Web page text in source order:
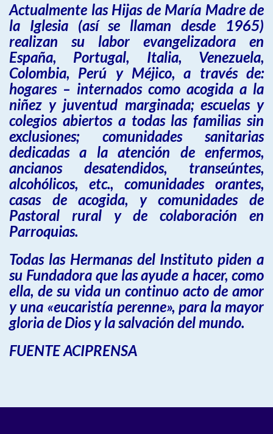
Actualmente las Hijas de María Madre de
la Iglesia (así se llaman desde 1965)
realizan su labor evangelizadora en
España, Portugal, Italia, Venezuela,
Colombia, Perú y Méjico, a través de:
hogares – internados como acogida a la
niñez y juventud marginada; escuelas y
colegios abiertos a todas las familias sin
exclusiones; comunidades sanitarias
dedicadas a la atención de enfermos,
ancianos desatendidos, transeúntes,
alcohólicos, etc., comunidades orantes,
casas de acogida, y comunidades de
Pastoral rural y de colaboración en
Parroquias.
Todas las Hermanas del Instituto piden a
su Fundadora que las ayude a hacer, como
ella, de su vida un continuo acto de amor
y una «eucaristía perenne», para la mayor
gloria de Dios y la salvación del mundo.
FUENTE ACIPRENSA